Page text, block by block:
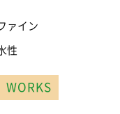
ァイン
性
WORKS